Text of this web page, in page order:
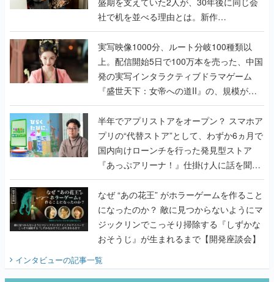
社で机を並べる理由とは。新作
『TATSUJIN EXTREME』で初タッグを組
んだレジェンド2人に訊く開発秘話
実写映像1000分、ルート分岐100種類以
上。配信開始5日で100万本を売った、中国
発の実写インタラクティブドラマゲーム
『盛世天下：女帝への道II』の、規模が違
うこだわりをプロデューサーに聞いた
半年でアプリストアをオープン？ スマホア
プリの“代替ストア”として、わずか6ヵ月で
国内向けローンチを行った発見型ストア
『あっぷアリーナ！』仕掛け人に話を聞い
てみた
なぜ “あの花王” がホラーゲームを作ること
になったのか？ 敵に見つからないようにマ
ジックリンでこっそり掃除する『しずかな
おそうじ』が生まれるまで【開発座談会】
インタビューの記事一覧